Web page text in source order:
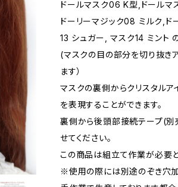
ドールマスク06 K型,ドールマ
ドーリーマジック08 ミルク,ド
13 シュガー, マスク14 ミント
(マスクの目の部分を切り抜き
ます）
マスクの裏側からクリスタルア
を表現することができます。
裏側から後頭部接続テープ(
せてください。
この商品は組立て作業が必要と
※使用の際には別途のぞき穴加